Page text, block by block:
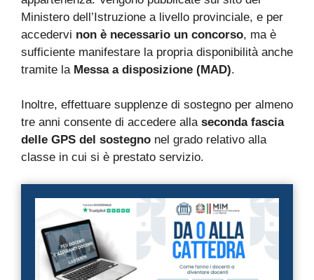
Ministero dell’Istruzione a livello provinciale, e per
accedervi non è necessario un concorso, ma è
sufficiente manifestare la propria disponibilità anche
tramite la Messa a disposizione (MAD).
Inoltre, effettuare supplenze di sostegno per almeno
tre anni consente di accedere alla seconda fascia
delle GPS del sostegno nel grado relativo alla
classe in cui si è prestato servizio.